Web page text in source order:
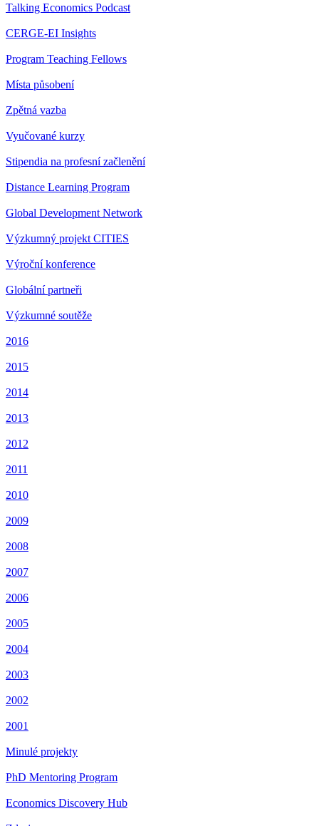
Talking Economics Podcast
CERGE-EI Insights
Program Teaching Fellows
Místa působení
Zpětná vazba
Vyučované kurzy
Stipendia na profesní začlenění
Distance Learning Program
Global Development Network
Výzkumný projekt CITIES
Výroční konference
Globální partneři
Výzkumné soutěže
2016
2015
2014
2013
2012
2011
2010
2009
2008
2007
2006
2005
2004
2003
2002
2001
Minulé projekty
PhD Mentoring Program
Economics Discovery Hub